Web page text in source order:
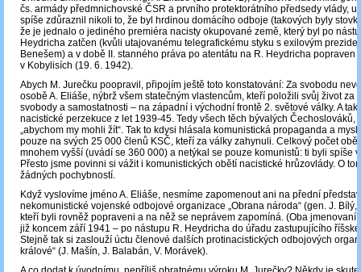
čs. armády předmnichovské ČSR a prvního protektorátního předsedy vlády, u
spíše zdůraznil nikoli to, že byl hrdinou domácího odboje (takových byly
že je jednalo o jediného premiéra nacisty okupované země, který byl po
Heydricha zatčen (kvůli utajovanému telegrafickému styku s exilovým
Benešem) a v době II. stanného práva po atentátu na R. Heydricha popraven
v Kobylisích (19. 6. 1942).
Abych M. Jurečku poopravil, připojím ještě toto konstatování: Za svobodu
osobě A. Eliáše, nýbrž všem statečným vlastencům, kteří položili svůj život za
svobody a samostatnosti – na západní i východní frontě 2. světové války. A
nacistické perzekuce z let 1939-45. Tedy všech těch bývalých Čechoslováků,
„abychom my mohli žít“. Tak to kdysi hlásala komunistická propaganda a
pouze na svých 25 000 členů KSČ, kteří za války zahynuli. Celkový počet
mnohem vyšší (uvádí se 360 000) a netýkal se pouze komunistů: ti byli spíše
Přesto jsme povinni si vážit i komunistických obětí nacistické hrůzovlády. O
žádných pochybností.
Když vyslovíme jméno A. Eliáše, nesmíme zapomenout ani na přední
nekomunistické vojenské odbojové organizace „Obrana národa“ (gen. J. Bílý,
kteří byli rovněž popraveni a na něž se neprávem zapomíná. (Oba jmenovaní
již koncem září 1941 – po nástupu R. Heydricha do úřadu zastupujícího
Stejně tak si zaslouží úctu členové dalších protinacistických odbojových
králové“ (J. Mašín, J. Balabán, V. Morávek).